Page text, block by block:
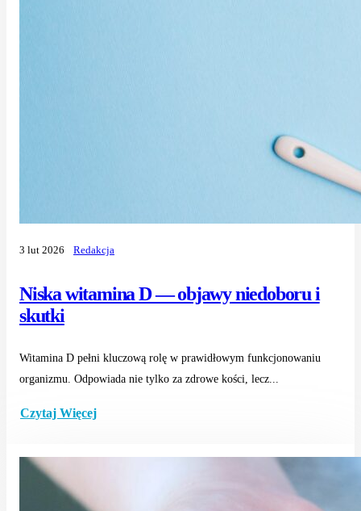
Niska witamina D — objawy niedoboru i
skutki
3 lut 2026 Redakcja
Witamina D pełni kluczową rolę w prawidłowym funkcjonowaniu
organizmu. Odpowiada nie tylko za zdrowe kości, lecz...
Czytaj Więcej